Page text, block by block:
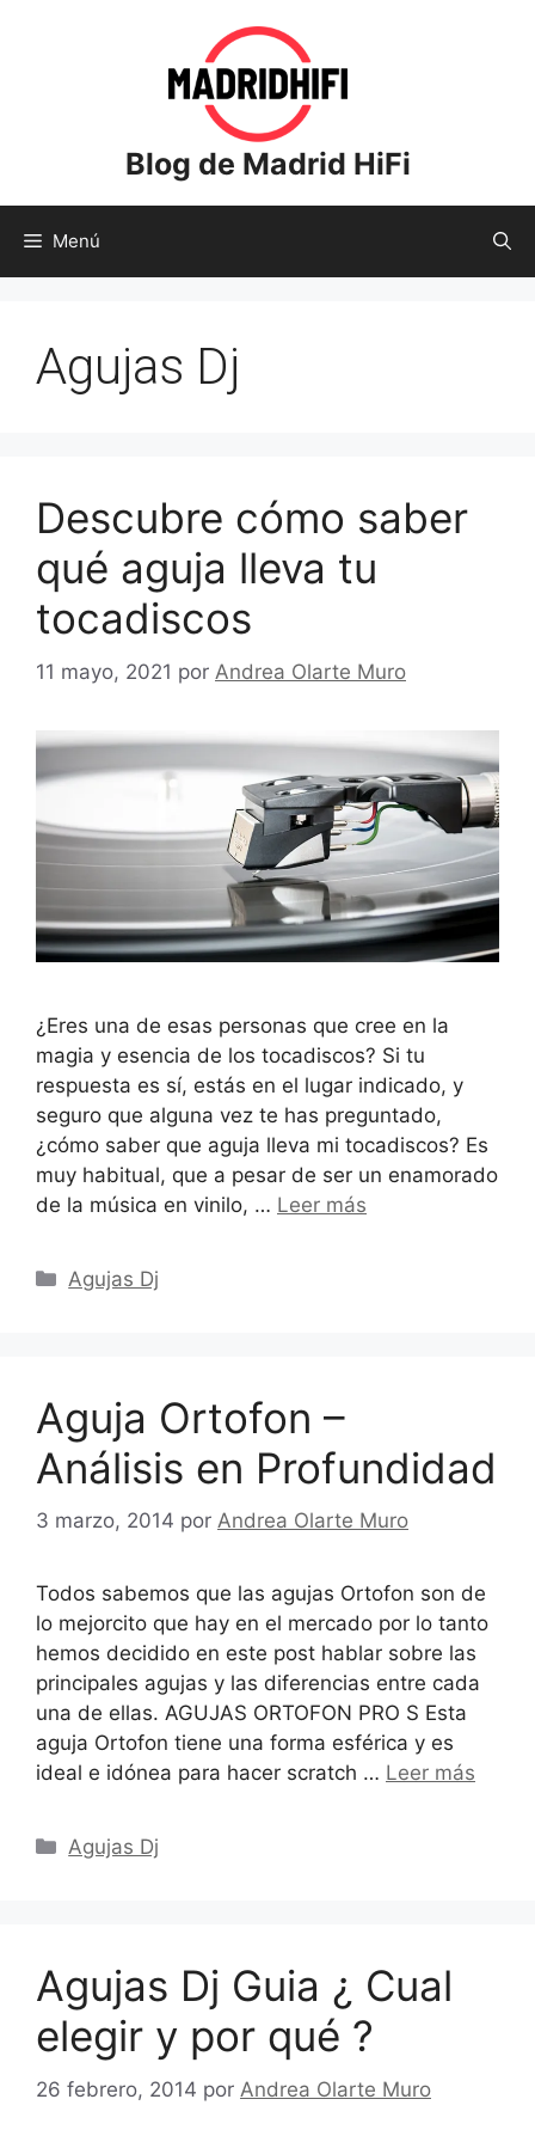
Blog de Madrid HiFi
Menú
Agujas Dj
Descubre cómo saber
qué aguja lleva tu
tocadiscos
11 mayo, 2021 por Andrea Olarte Muro
¿Eres una de esas personas que cree en la
magia y esencia de los tocadiscos? Si tu
respuesta es sí, estás en el lugar indicado, y
seguro que alguna vez te has preguntado,
¿cómo saber que aguja lleva mi tocadiscos? Es
muy habitual, que a pesar de ser un enamorado
de la música en vinilo, … Leer más
Categorías
Agujas Dj
Aguja Ortofon –
Análisis en Profundidad
3 marzo, 2014 por Andrea Olarte Muro
Todos sabemos que las agujas Ortofon son de
lo mejorcito que hay en el mercado por lo tanto
hemos decidido en este post hablar sobre las
principales agujas y las diferencias entre cada
una de ellas. AGUJAS ORTOFON PRO S Esta
aguja Ortofon tiene una forma esférica y es
ideal e idónea para hacer scratch … Leer más
Categorías
Agujas Dj
Agujas Dj Guia ¿ Cual
elegir y por qué ?
26 febrero, 2014 por Andrea Olarte Muro